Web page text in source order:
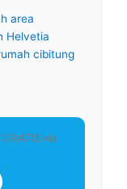
area
Helvetia
cibitung
via